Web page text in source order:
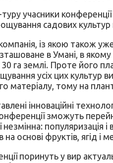
учасники
садових
із якою також
в Умані, в
га землі. Проте його
усіх цих культур
матеріалу, тому на
інноваційні
зможуть
незмінна:
на основі фруктів, ягід
поринуть у вир